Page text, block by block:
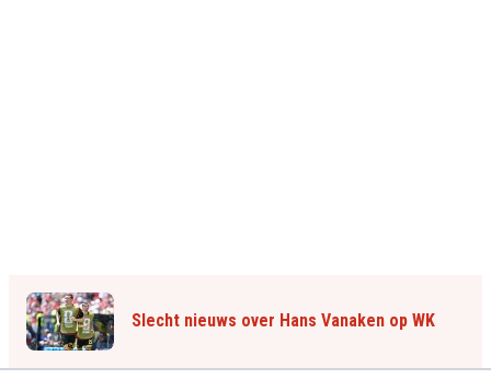
Slecht nieuws over Hans Vanaken op WK